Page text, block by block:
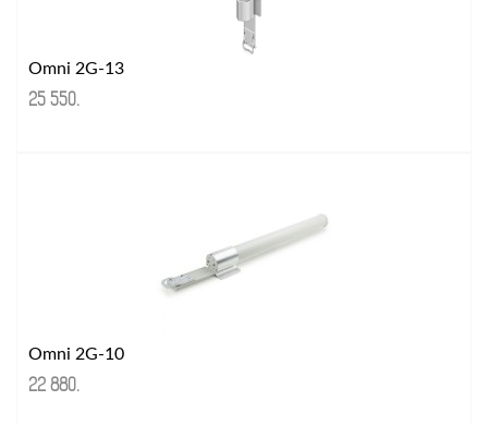
Omni 2G-13
25 550.
Omni 2G-10
22 880.